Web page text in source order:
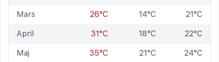
Mars 26°C 14°C 21°C
April 31°C 18°C 22°C
Maj 35°C 21°C 24°C